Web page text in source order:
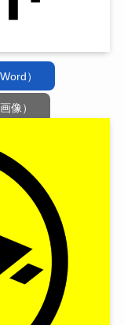
）
像）